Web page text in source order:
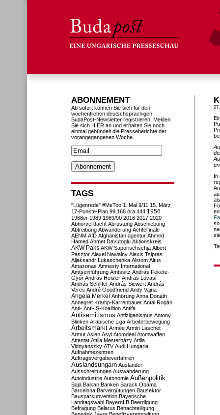
In
ABONNEMENT
Ab sofort können Sie sich für den
wöchentlichen deutschsprachigen
BudaPost-Newsletter registrieren. Melden
Sie sich HIER an und erhalten Sie noch
einmal gebündelt die Presseberichte der
vorangegangenen Woche.
TAGS
"Lügenrede" #MeToo 1. Mai 9/11 15. März
17-Punkte-Plan 99 168 óra 444 1956
1968er 1989 1989/90 2016 2017 2020
Abhörverdacht Abrüstung Abschiebung
Abtreibung Abwanderung Achtelfinale
AENM AfD Afghanistan agentur Ahmed
Hamed Ahmet Davutoglu Aktionskreis
AKW Paks AKW Saporischschja Albert
Pásztor Alexei Nawalny Alexis Tsipras
Aljaksandr Lukaschenka Alstom Altus
Amazonas Amnesty International
Amtseinführung Amtssitz András Fekete-
Győr András Heisler András Lovasi
András Schiffer András Siewert András
Veres André Goodfriend Andy Vajna
Angela Merkel Anhörung Anna Donáth
Annegret Kramp-Karrenbauer Antal Rogán
Anti- Anti-IS-Koalition Antifa
Antisemitismus Antiziganismus Antony
Blinken Arabische Liga Arbeiterbewegung
Arbeitsmarkt Armee Armin Laschet
Armut Asien Asyl Atomdeal Atomwaffen
Attentat Attila Mesterházy Attila
Vidnyánszky ATV Audi Hungaria
Aufnahmezentren
Auftragsvergabeverfahren
Auslandsungarn Ausländer
Ausschreitungen Auswanderung
Autoindustrie Autonomie Außenpolitik
Baja Balkan Banken Barack Obama
Barcelona Barvergütungen Bausektor
Bausparsubvention Bayerische
Landtagswahl BayernLB Beerdigung
Befragung Belarus Benachteiligung